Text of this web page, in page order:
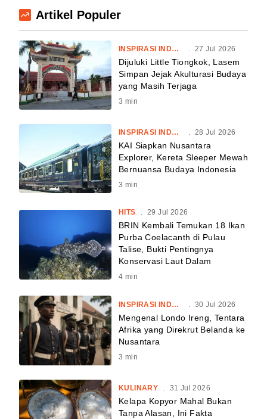
Artikel Populer
INSPIRASI INDONESIA . 27 Jul 2026
Dijuluki Little Tiongkok, Lasem
Simpan Jejak Akulturasi Budaya
yang Masih Terjaga
3 min
INSPIRASI INDONESIA . 28 Jul 2026
KAI Siapkan Nusantara
Explorer, Kereta Sleeper Mewah
Bernuansa Budaya Indonesia
3 min
HITS . 29 Jul 2026
BRIN Kembali Temukan 18 Ikan
Purba Coelacanth di Pulau
Talise, Bukti Pentingnya
Konservasi Laut Dalam
4 min
INSPIRASI INDONESIA 30 Jul 2026
Mengenal Londo Ireng, Tentara
Afrika yang Direkrut Belanda ke
Nusantara
3 min
KULINARY 31 Jul 2026
Kelapa Kopyor Mahal Bukan
Tanpa Alasan, Ini Fakta